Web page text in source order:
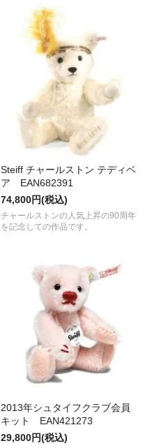
Steiff チャールストン テディベ
ア EAN682391
74,800円(税込)
チャールストンの人気上昇の90周年
を記念しての作品です。
2013年シュタイフクラブ会員
キット EAN421273
29,800円(税込)